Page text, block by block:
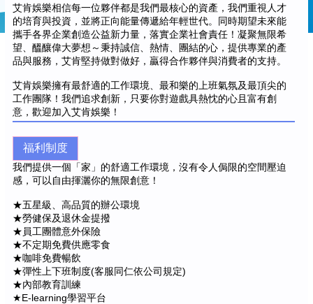
艾肯娛樂相信每一位夥伴都是我們最核心的資產，我們重視人才
的培育與投資，並將正向能量傳遞給年輕世代。同時期望未來能
攜手各界企業創造公益新力量，落實企業社會責任！凝聚無限希
望、醞釀偉大夢想～秉持誠信、熱情、團結的心，提供專業的產
品與服務，艾肯堅持做對做好，贏得合作夥伴與消費者的支持。
艾肯娛樂擁有最舒適的工作環境、最和樂的上班氣氛及最頂尖的
工作團隊！我們追求創新，只要你對遊戲具熱忱的心且富有創
意，歡迎加入艾肯娛樂！
福利制度
我們提供一個「家」的舒適工作環境，沒有令人侷限的空間壓迫
感，可以自由揮灑你的無限創意！
★五星級、高品質的辦公環境
★勞健保及退休金提撥
★員工團體意外保險
★不定期免費供應零食
★咖啡免費暢飲
★彈性上下班制度(客服同仁依公司規定)
★內部教育訓練
★E-learning學習平台